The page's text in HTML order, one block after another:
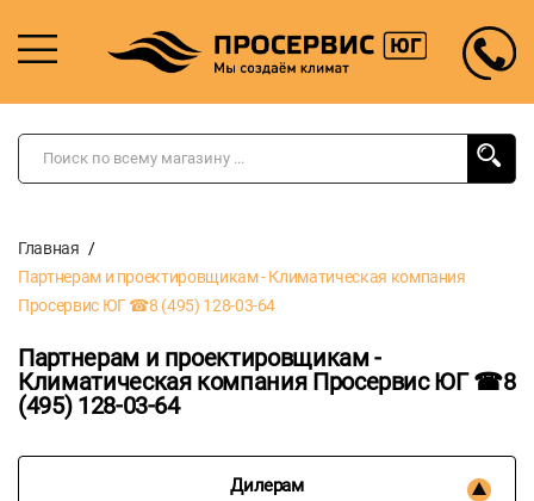
Главная
Партнерам и проектировщикам - Климатическая компания
Просервис ЮГ ☎8 (495) 128-03-64
Партнерам и проектировщикам -
Климатическая компания Просервис ЮГ ☎8
(495) 128-03-64
Дилерам